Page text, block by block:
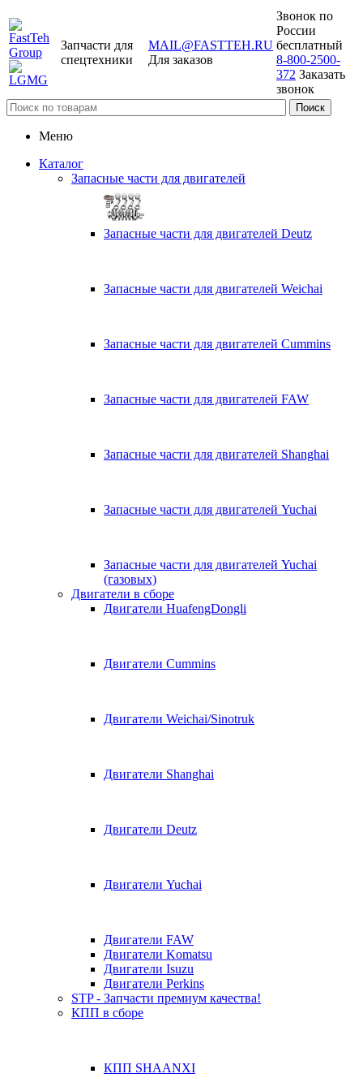
Запчасти для
спецтехники
MAIL@FASTTEH.RU
Для заказов
Звонок по
России
бесплатный
8-800-2500-
372 Заказать
звонок
Меню
Каталог
Запасные части для двигателей
Запасные части для двигателей Deutz
Запасные части для двигателей Weichai
Запасные части для двигателей Cummins
Запасные части для двигателей FAW
Запасные части для двигателей Shanghai
Запасные части для двигателей Yuchai
Запасные части для двигателей Yuchai
(газовых)
Двигатели в сборе
Двигатели HuafengDongli
Двигатели Cummins
Двигатели Weichai/Sinotruk
Двигатели Shanghai
Двигатели Deutz
Двигатели Yuchai
Двигатели FAW
Двигатели Komatsu
Двигатели Isuzu
Двигатели Perkins
STP - Запчасти премиум качества!
КПП в сборе
КПП SHAANXI